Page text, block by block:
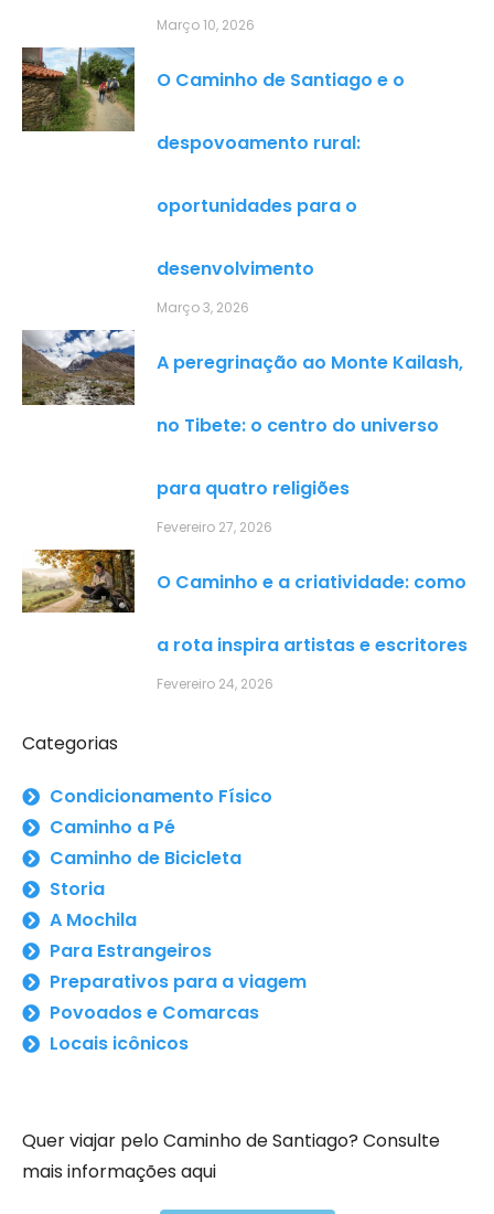
Março 10, 2026
O Caminho de Santiago e o
despovoamento rural:
oportunidades para o
desenvolvimento
Março 3, 2026
A peregrinação ao Monte Kailash,
no Tibete: o centro do universo
para quatro religiões
Fevereiro 27, 2026
O Caminho e a criatividade: como
a rota inspira artistas e escritores
Fevereiro 24, 2026
Categorias
Condicionamento Físico
Caminho a Pé
Caminho de Bicicleta
Storia
A Mochila
Para Estrangeiros
Preparativos para a viagem
Povoados e Comarcas
Locais icônicos
Quer viajar pelo Caminho de Santiago? Consulte
mais informações aqui